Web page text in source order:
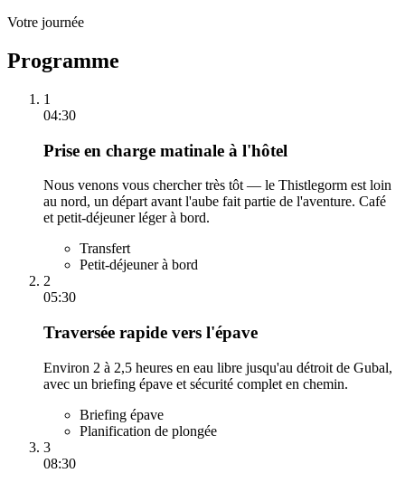
Votre journée
Programme
1
04:30
Prise en charge matinale à l'hôtel
Nous venons vous chercher très tôt — le Thistlegorm est loin
au nord, un départ avant l'aube fait partie de l'aventure. Café
et petit-déjeuner léger à bord.
Transfert
Petit-déjeuner à bord
2
05:30
Traversée rapide vers l'épave
Environ 2 à 2,5 heures en eau libre jusqu'au détroit de Gubal,
avec un briefing épave et sécurité complet en chemin.
Briefing épave
Planification de plongée
3
08:30